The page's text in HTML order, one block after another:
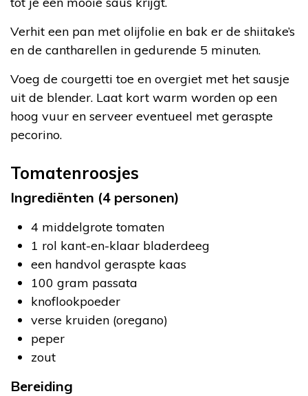
Verhit een pan met olijfolie en bak er de shiitake’s
en de cantharellen in gedurende 5 minuten.
Voeg de courgetti toe en overgiet met het sausje
uit de blender. Laat kort warm worden op een
hoog vuur en serveer eventueel met geraspte
pecorino.
Tomatenroosjes
Ingrediënten (4 personen)
4 middelgrote tomaten
1 rol kant-en-klaar bladerdeeg
een handvol geraspte kaas
100 gram passata
knoflookpoeder
verse kruiden (oregano)
peper
zout
Bereiding